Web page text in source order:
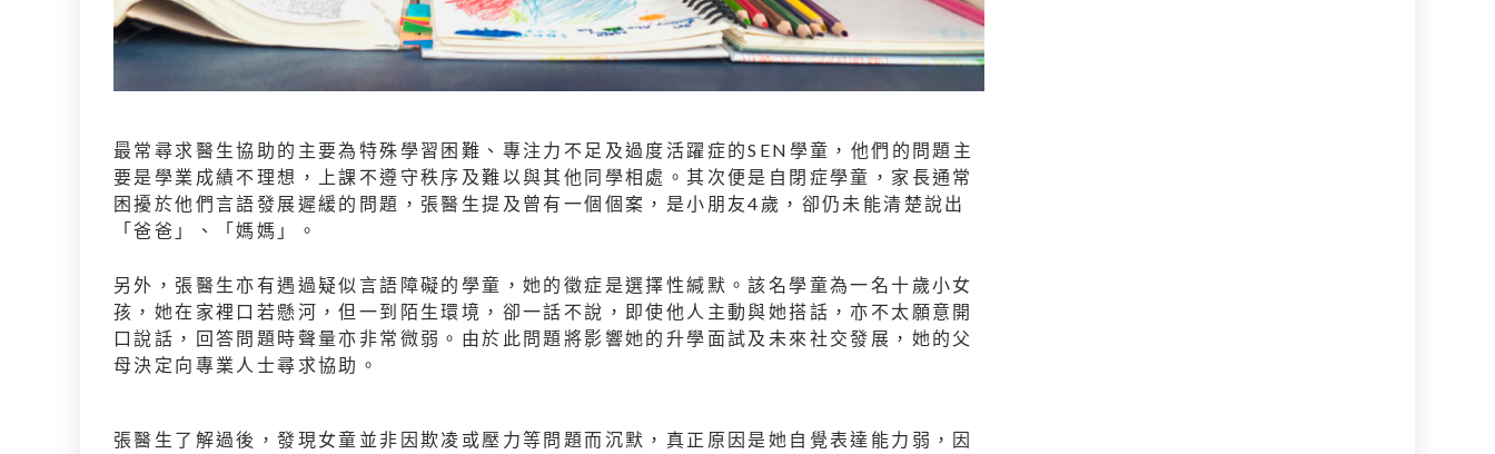
最常尋求醫生協助的主要為特殊學習困難、專注力不足及過度活躍症的SEN學童，他們的問題主
要是學業成績不理想，上課不遵守秩序及難以與其他同學相處。其次便是自閉症學童，家長通常
困擾於他們言語發展遲緩的問題，張醫生提及曾有一個個案，是小朋友4歲，卻仍未能清楚說出
「爸爸」、「媽媽」。
另外，張醫生亦有遇過疑似言語障礙的學童，她的徵症是選擇性緘默。該名學童為一名十歲小女
孩，她在家裡口若懸河，但一到陌生環境，卻一話不說，即使他人主動與她搭話，亦不太願意開
口說話，回答問題時聲量亦非常微弱。由於此問題將影響她的升學面試及未來社交發展，她的父
母決定向專業人士尋求協助。
張醫生了解過後，發現女童並非因欺凌或壓力等問題而沉默，真正原因是她自覺表達能力弱，因